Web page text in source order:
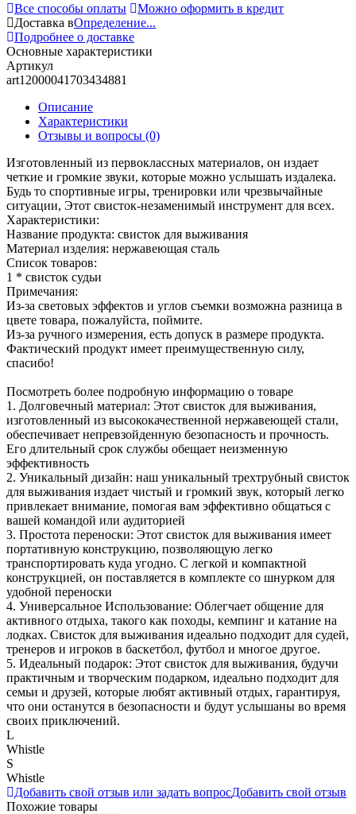
Все способы оплаты
Можно оформить в кредит
Доставка вОпределение...
Подробнее о доставке
Основные характеристики
Артикул
art12000041703434881
Описание
Характеристики
Отзывы и вопросы (0)
Изготовленный из первоклассных материалов, он издает
четкие и громкие звуки, которые можно услышать издалека.
Будь то спортивные игры, тренировки или чрезвычайные
ситуации, Этот свисток-незаменимый инструмент для всех.
Характеристики:
Название продукта: свисток для выживания
Материал изделия: нержавеющая сталь
Список товаров:
1 * свисток судьи
Примечания:
Из-за световых эффектов и углов съемки возможна разница в
цвете товара, пожалуйста, поймите.
Из-за ручного измерения, есть допуск в размере продукта.
Фактический продукт имеет преимущественную силу,
спасибо!
Посмотреть более подробную информацию о товаре
1. Долговечный материал: Этот свисток для выживания,
изготовленный из высококачественной нержавеющей стали,
обеспечивает непревзойденную безопасность и прочность.
Его длительный срок службы обещает неизменную
эффективность
2. Уникальный дизайн: наш уникальный трехтрубный свисток
для выживания издает чистый и громкий звук, который легко
привлекает внимание, помогая вам эффективно общаться с
вашей командой или аудиторией
3. Простота переноски: Этот свисток для выживания имеет
портативную конструкцию, позволяющую легко
транспортировать куда угодно. С легкой и компактной
конструкцией, он поставляется в комплекте со шнурком для
удобной переноски
4. Универсальное Использование: Облегчает общение для
активного отдыха, такого как походы, кемпинг и катание на
лодках. Свисток для выживания идеально подходит для судей,
тренеров и игроков в баскетбол, футбол и многое другое.
5. Идеальный подарок: Этот свисток для выживания, будучи
практичным и творческим подарком, идеально подходит для
семьи и друзей, которые любят активный отдых, гарантируя,
что они останутся в безопасности и будут услышаны во время
своих приключений.
L
Whistle
S
Whistle
Добавить свой отзыв или задать вопросДобавить свой отзыв
Похожие товары